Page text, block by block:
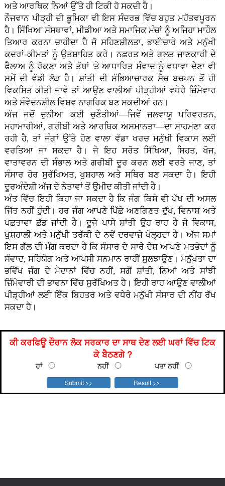
ਅਤੇ ਆਰਥਿਕ ਨਿਆਂ ਉੱਤੇ ਹੀ ਟਿਕੀ ਹੋ ਸਕਦੀ ਹੈ।
ਨੌਜਵਾਨ ਪੀੜ੍ਹੀ ਦੀ ਭੂਮਿਕਾ ਵੀ ਇਸ ਸੰਦਰਭ ਵਿੱਚ ਬਹੁਤ ਮਹੱਤਵਪੂਰਨ
ਹੈ। ਸਿੱਖਿਆ ਸੰਸਥਾਵਾਂ, ਮੀਡੀਆ ਅਤੇ ਸਮਾਜਿਕ ਮੰਚਾਂ ਨੂੰ ਅਜਿਹਾ ਮਾਹੌਲ
ਤਿਆਰ ਕਰਨਾ ਚਾਹੀਦਾ ਹੈ ਜੋ ਸਹਿਣਸ਼ੀਲਤਾ, ਭਾਈਚਾਰੇ ਅਤੇ ਮਨੁੱਖੀ
ਕਦਰਾਂ-ਕੀਮਤਾਂ ਨੂੰ ਉਤਸ਼ਾਹਿਤ ਕਰੇ। ਨਫ਼ਰਤ ਅਤੇ ਗਲਤ ਜਾਣਕਾਰੀ ਦੇ
ਫੈਲਾਅ ਨੂੰ ਰੋਕਣਾ ਅਤੇ ਤੱਥਾਂ 'ਤੇ ਆਧਾਰਿਤ ਸੰਵਾਦ ਨੂੰ ਵਧਾਵਾ ਦੇਣਾ ਵੀ
ਸਮੇਂ ਦੀ ਵੱਡੀ ਲੋੜ ਹੈ। ਸ਼ਾਂਤੀ ਦੀ ਸੱਭਿਆਚਾਰਕ ਸੋਚ ਬਚਪਨ ਤੋਂ ਹੀ
ਵਿਕਸਿਤ ਕੀਤੀ ਜਾਵੇ ਤਾਂ ਆਉਣ ਵਾਲੀਆਂ ਪੀੜ੍ਹੀਆਂ ਵਧੇਰੇ ਜ਼ਿੰਮੇਵਾਰ
ਅਤੇ ਸੰਵੇਦਨਸ਼ੀਲ ਵਿਸ਼ਵ ਨਾਗਰਿਕ ਬਣ ਸਕਦੀਆਂ ਹਨ।
ਅੱਜ ਜਦੋਂ ਦੁਨੀਆ ਕਈ ਚੁਣੌਤੀਆਂ—ਜਿਵੇਂ ਜਲਵਾਯੂ ਪਰਿਵਰਤਨ,
ਮਹਾਮਾਰੀਆਂ, ਗਰੀਬੀ ਅਤੇ ਆਰਥਿਕ ਅਸਮਾਨਤਾ—ਦਾ ਸਾਹਮਣਾ ਕਰ
ਰਹੀ ਹੈ, ਤਾਂ ਜੰਗਾਂ ਉੱਤੇ ਹੋਣ ਵਾਲਾ ਵੱਡਾ ਖਰਚ ਮਨੁੱਖੀ ਵਿਕਾਸ ਲਈ
ਵਰਤਿਆ ਜਾ ਸਕਦਾ ਹੈ। ਜੇ ਇਹ ਸਰੋਤ ਸਿੱਖਿਆ, ਸਿਹਤ, ਖੋਜ,
ਵਾਤਾਵਰਨ ਦੀ ਸੰਭਾਲ ਅਤੇ ਗਰੀਬੀ ਦੂਰ ਕਰਨ ਲਈ ਵਰਤੇ ਜਾਣ, ਤਾਂ
ਸੰਸਾਰ ਹੋਰ ਸੁਰੱਖਿਅਤ, ਖੁਸ਼ਹਾਲ ਅਤੇ ਸਥਿਰ ਬਣ ਸਕਦਾ ਹੈ। ਇਹੀ
ਦੂਰਅੰਦੇਸ਼ੀ ਅੱਜ ਦੇ ਨੇਤਾਵਾਂ ਤੋਂ ਉਮੀਦ ਕੀਤੀ ਜਾਂਦੀ ਹੈ।
ਅੰਤ ਵਿੱਚ ਇਹੀ ਕਿਹਾ ਜਾ ਸਕਦਾ ਹੈ ਕਿ ਜੰਗ ਕਿਸੇ ਵੀ ਪੱਖ ਦੀ ਅਸਲ
ਜਿੱਤ ਨਹੀਂ ਹੁੰਦੀ। ਹਰ ਜੰਗ ਆਪਣੇ ਪਿੱਛੇ ਅਣਗਿਣਤ ਦੁੱਖ, ਵਿਨਾਸ਼ ਅਤੇ
ਪਛਤਾਵਾ ਛੱਡ ਜਾਂਦੀ ਹੈ। ਦੂਜੇ ਪਾਸੇ ਸ਼ਾਂਤੀ ਉਹ ਰਾਹ ਹੈ ਜੋ ਵਿਕਾਸ,
ਖੁਸ਼ਹਾਲੀ ਅਤੇ ਮਨੁੱਖੀ ਤਰੱਕੀ ਦੇ ਨਵੇਂ ਦਰਵਾਜ਼ੇ ਖੋਲ੍ਹਦਾ ਹੈ। ਅੱਜ ਸਮਾਂ
ਇਸ ਗੱਲ ਦੀ ਮੰਗ ਕਰਦਾ ਹੈ ਕਿ ਸੰਸਾਰ ਦੇ ਸਾਰੇ ਦੇਸ਼ ਆਪਣੇ ਮਤਭੇਦਾਂ ਨੂੰ
ਸੰਵਾਦ, ਸਹਿਯੋਗ ਅਤੇ ਆਪਸੀ ਸਨਮਾਨ ਰਾਹੀਂ ਸੁਲਝਾਉਣ। ਮਨੁੱਖਤਾ ਦਾ
ਭਵਿੱਖ ਜੰਗ ਦੇ ਮੈਦਾਨਾਂ ਵਿੱਚ ਨਹੀਂ, ਸਗੋਂ ਸ਼ਾਂਤੀ, ਨਿਆਂ ਅਤੇ ਸਾਂਝੀ
ਜ਼ਿੰਮੇਵਾਰੀ ਦੀ ਭਾਵਨਾ ਵਿੱਚ ਸੁਰੱਖਿਅਤ ਹੈ। ਇਹੀ ਰਾਹ ਆਉਣ ਵਾਲੀਆਂ
ਪੀੜ੍ਹੀਆਂ ਲਈ ਇੱਕ ਬਿਹਤਰ ਅਤੇ ਵਧੇਰੇ ਮਨੁੱਖੀ ਸੰਸਾਰ ਦੀ ਨੀਂਹ ਰੱਖ
ਸਕਦਾ ਹੈ।
ਕੀ ਕਰਫਿਊ ਦੌਰਾਨ ਲੋਕ ਸਰਕਾਰ ਦਾ ਸਾਥ ਦੇਣ ਲਈ ਘਰਾਂ ਵਿੱਚ ਟਿਕ
ਕੇ ਬੈਠਣਗੇ ?
ਹਾਂ ਨਹੀਂ ਪਤਾ ਨਹੀਂ